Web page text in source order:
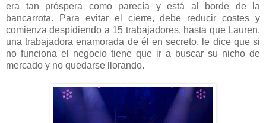
era tan próspera como parecía y está al borde de la
bancarrota. Para evitar el cierre, debe reducir costes y
comienza despidiendo a 15 trabajadores, hasta que Lauren,
una trabajadora enamorada de él en secreto, le dice que si
no funciona el negocio tiene que ir a buscar su nicho de
mercado y no quedarse llorando.